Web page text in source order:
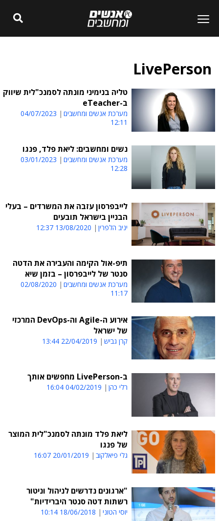
LivePerson
טליה בנימיני מונתה לסמנכ"לית שיווק
ב-eTeacher
מערכת אנשים ומחשבים
04/07/2023
12:11
נשים ומחשבים: ליאת פלד, פנגו
מערכת אנשים ומחשבים
03/01/2023
12:28
לייבפרסון עזבה את המשרדים – בעלי
הבניין בישראל תובעים
יניב הלפרין 13/08/2020 12:37
תיפ-אול הקימה והעבירה את הדטה
סנטר של לייבפרסון – בזמן שיא
מערכת אנשים ומחשבים
02/08/2020
11:17
אירוע ה-Agile וה-DevOps המרכזי
של ישראל
קרן גביש 22/04/2019 13:44
ב-LivePerson מחפשים אותך
רלי כהן 04/02/2019 16:04
ליאת פלד מונתה לסמנכ"לית המוצר
של פנגו
גלי פיאלקוב 20/01/2019 16:07
"ארגונים נדרשים לניהול וניטור
רשתות דטה סנטר היברידיות"
יוסי הטוני 18/06/2018 10:14